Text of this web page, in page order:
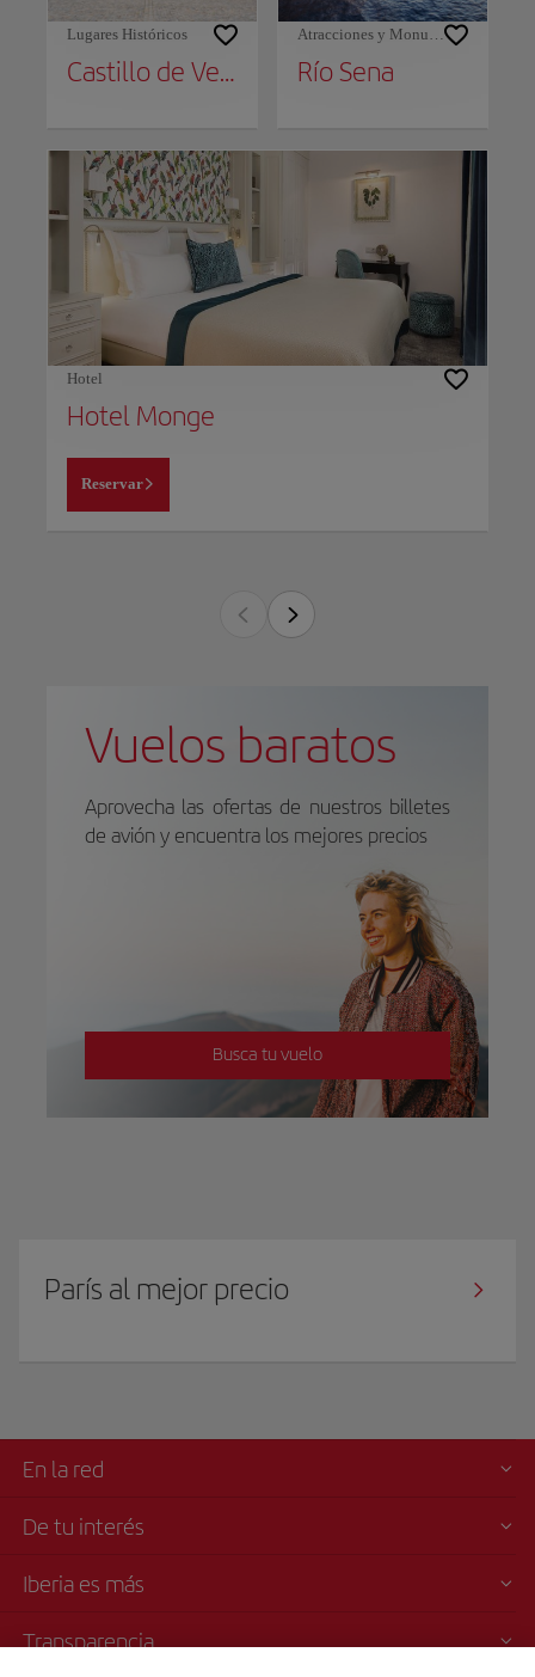
Lugares Históricos
Castillo de Versalles
Atracciones y Monumentos
Río Sena
Hotel
Hotel Monge
Reservar
Vuelos baratos
Aprovecha las ofertas de nuestros billetes
de avión y encuentra los mejores precios
Busca tu vuelo
París al mejor precio
En la red
De tu interés
Iberia es más
Transparencia